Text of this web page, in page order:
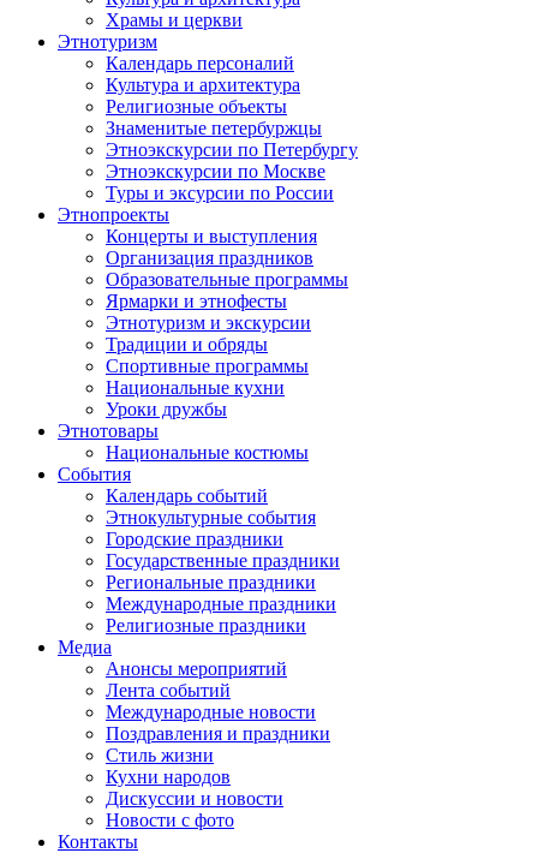
Храмы и церкви
Этнотуризм
Календарь персоналий
Культура и архитектура
Религиозные объекты
Знаменитые петербуржцы
Этноэкскурсии по Петербургу
Этноэкскурсии по Москве
Туры и эксурсии по России
Этнопроекты
Концерты и выступления
Организация праздников
Образовательные программы
Ярмарки и этнофесты
Этнотуризм и экскурсии
Традиции и обряды
Спортивные программы
Национальные кухни
Уроки дружбы
Этнотовары
Национальные костюмы
События
Календарь событий
Этнокультурные события
Городские праздники
Государственные праздники
Региональные праздники
Международные праздники
Религиозные праздники
Медиа
Анонсы мероприятий
Лента событий
Международные новости
Поздравления и праздники
Cтиль жизни
Кухни народов
Дискуссии и новости
Новости с фото
Контакты